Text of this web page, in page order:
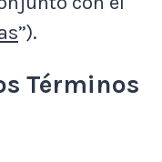
”).
Términos